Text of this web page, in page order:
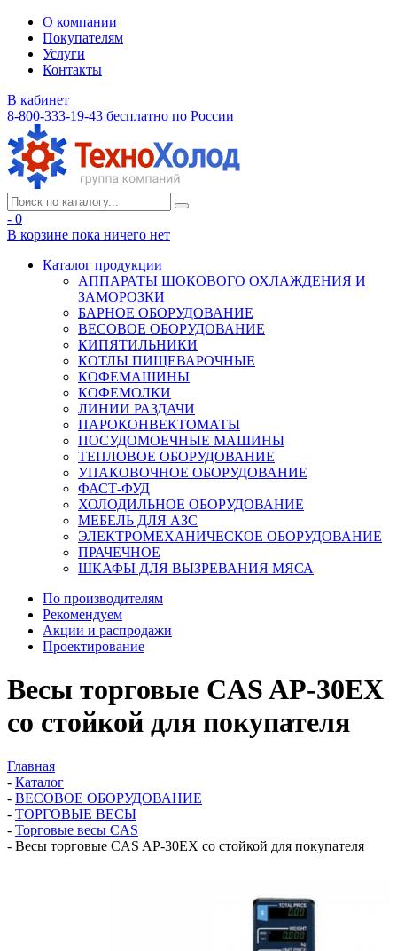
О компании
Покупателям
Услуги
Контакты
В кабинет
8-800-333-19-43 бесплатно по России
- 0
В корзине пока ничего нет
Каталог продукции
АППАРАТЫ ШОКОВОГО ОХЛАЖДЕНИЯ И
ЗАМОРОЗКИ
БАРНОЕ ОБОРУДОВАНИЕ
ВЕСОВОЕ ОБОРУДОВАНИЕ
КИПЯТИЛЬНИКИ
КОТЛЫ ПИЩЕВАРОЧНЫЕ
КОФЕМАШИНЫ
КОФЕМОЛКИ
ЛИНИИ РАЗДАЧИ
ПАРОКОНВЕКТОМАТЫ
ПОСУДОМОЕЧНЫЕ МАШИНЫ
ТЕПЛОВОЕ ОБОРУДОВАНИЕ
УПАКОВОЧНОЕ ОБОРУДОВАНИЕ
ФАСТ-ФУД
ХОЛОДИЛЬНОЕ ОБОРУДОВАНИЕ
МЕБЕЛЬ ДЛЯ АЗС
ЭЛЕКТРОМЕХАНИЧЕСКОЕ ОБОРУДОВАНИЕ
ПРАЧЕЧНОЕ
ШКАФЫ ДЛЯ ВЫЗРЕВАНИЯ МЯСА
По производителям
Рекомендуем
Акции и распродажи
Проектирование
Весы торговые CAS AP-30EX
со стойкой для покупателя
Главная
- Каталог
- ВЕСОВОЕ ОБОРУДОВАНИЕ
- ТОРГОВЫЕ ВЕСЫ
- Торговые весы СAS
- Весы торговые CAS AP-30EX со стойкой для покупателя